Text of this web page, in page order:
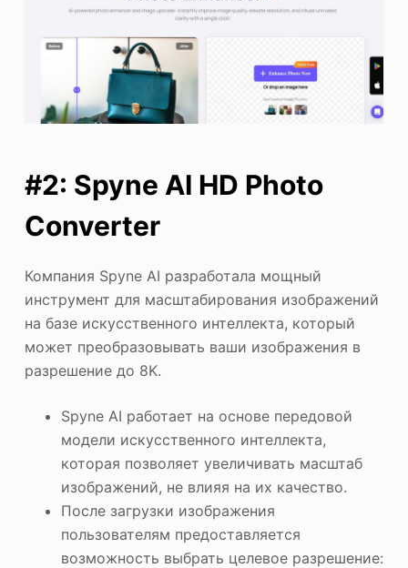
#2: Spyne AI HD Photo
Converter
Компания Spyne AI разработала мощный
инструмент для масштабирования изображений
на базе искусственного интеллекта, который
может преобразовывать ваши изображения в
разрешение до 8K.
Spyne AI работает на основе передовой
модели искусственного интеллекта,
которая позволяет увеличивать масштаб
изображений, не влияя на их качество.
После загрузки изображения
пользователям предоставляется
возможность выбрать целевое разрешение: